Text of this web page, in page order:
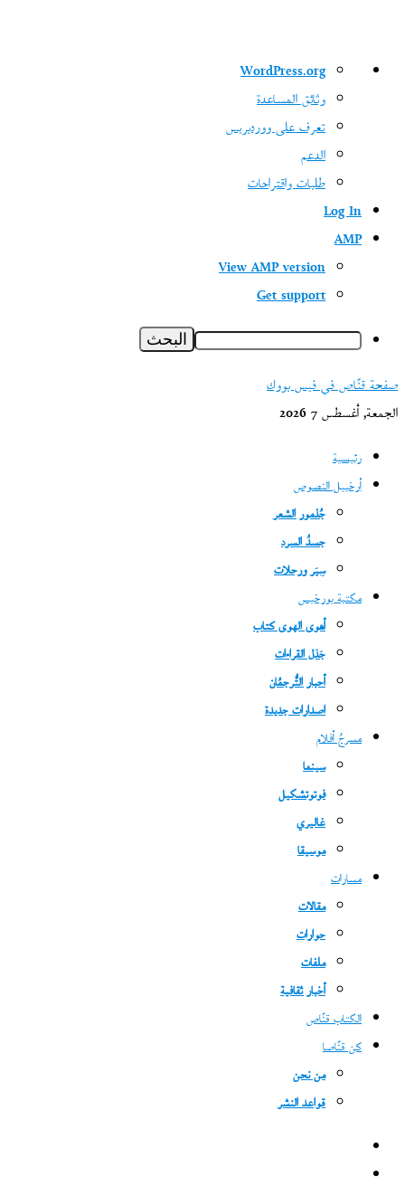
ووردبريس
WordPress.org
وثائق المساعدة
تعرف على ووردبريس
الدعم
طلبات واقتراحات
Log In
AMP
View AMP version
Get support
البحث
صفحة قنّاص في فيس بووك
الجمعة, أغسطس 7 2026
رئيسية
أرخبيل النصوص
جُذمور الشعر
جسدُ السرد
سِيَر ورحلات
مكتبة بورخيس
أهوى الهوى كتاب
جَدَل القراءات
أحبار التُّرجمُان
اصدارات جديدة
مسرحُ أفلام
سينما
فوتوتشكيل
غاليري
موسيقا
مسارات
مقالات
حوارات
ملفات
أخبار ثقافية
الكتاب قنّاص
كن قنّاصا
من نحن
قواعد النشر